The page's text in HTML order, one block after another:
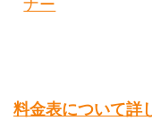
料金表について詳